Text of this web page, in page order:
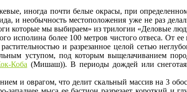
иногда почти белые окрасы, при
и необычность местоположения уже не раз
которые мы выбираем» из трилогии «Деловые
исполина более 100 метров чистого отвеса. От
и разрезанное целой сетью
уступом, под которым выщелачиванием
Коба (Мишаш)). В периоды дождей или
и оврагом, что делит скальный массив на 3